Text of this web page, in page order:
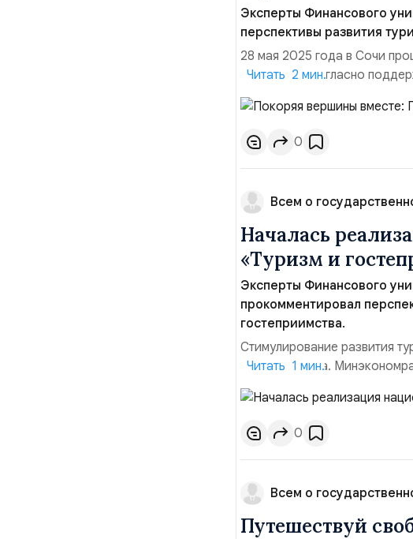
Эксперты Финансового
перспективы развития
28 мая 2025 года в Сочи
коллеги единогласно
Года горного туризма. Этот
истории Совета и позволит
развития индустрии
Читать 2 мин.
0
Всем о
Началась
«Туризм и
Эксперты Финансового
прокомментировал
гостеприимства.
Стимулирование развития
Правительства.
предоставления единой
период до 2027 года в
2030 году вклад сферы
Читать 1 мин.
0
Всем о
Путешествуй